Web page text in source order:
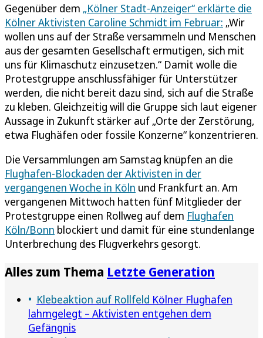
Gegenüber dem „Kölner Stadt-Anzeiger“ erklärte die
Kölner Aktivisten Caroline Schmidt im Februar: „Wir
wollen uns auf der Straße versammeln und Menschen
aus der gesamten Gesellschaft ermutigen, sich mit
uns für Klimaschutz einzusetzen.“ Damit wolle die
Protestgruppe anschlussfähiger für Unterstützer
werden, die nicht bereit dazu sind, sich auf die Straße
zu kleben. Gleichzeitig will die Gruppe sich laut eigener
Aussage in Zukunft stärker auf „Orte der Zerstörung,
etwa Flughäfen oder fossile Konzerne“ konzentrieren.
Die Versammlungen am Samstag knüpfen an die
Flughafen-Blockaden der Aktivisten in der
vergangenen Woche in Köln und Frankfurt an. Am
vergangenen Mittwoch hatten fünf Mitglieder der
Protestgruppe einen Rollweg auf dem Flughafen
Köln/Bonn blockiert und damit für eine stundenlange
Unterbrechung des Flugverkehrs gesorgt.
Alles zum Thema Letzte Generation
Klebeaktion auf Rollfeld Kölner Flughafen
lahmgelegt – Aktivisten entgehen dem
Gefängnis